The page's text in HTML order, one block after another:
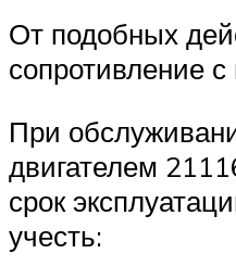
От подобных
сопротивление
При
двигателем
срок
учесть: